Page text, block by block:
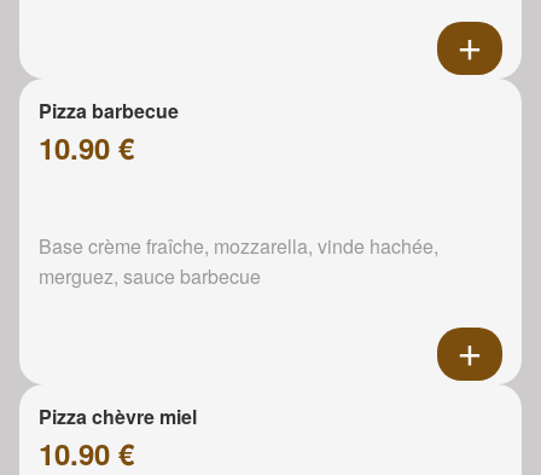
Pizza barbecue
10.90 €
Base crème fraîche, mozzarella, vinde hachée,
merguez, sauce barbecue
Pizza chèvre miel
10.90 €